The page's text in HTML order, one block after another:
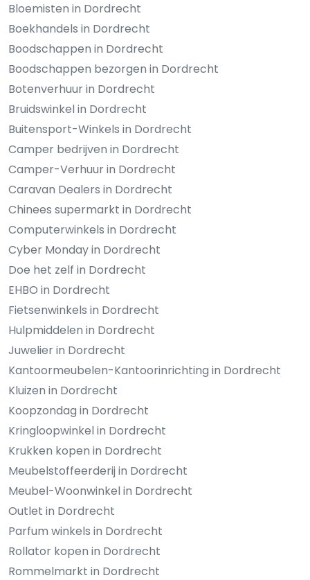
Bloemisten in Dordrecht
Boekhandels in Dordrecht
Boodschappen in Dordrecht
Boodschappen bezorgen in Dordrecht
Botenverhuur in Dordrecht
Bruidswinkel in Dordrecht
Buitensport-Winkels in Dordrecht
Camper bedrijven in Dordrecht
Camper-Verhuur in Dordrecht
Caravan Dealers in Dordrecht
Chinees supermarkt in Dordrecht
Computerwinkels in Dordrecht
Cyber Monday in Dordrecht
Doe het zelf in Dordrecht
EHBO in Dordrecht
Fietsenwinkels in Dordrecht
Hulpmiddelen in Dordrecht
Juwelier in Dordrecht
Kantoormeubelen-Kantoorinrichting in Dordrecht
Kluizen in Dordrecht
Koopzondag in Dordrecht
Kringloopwinkel in Dordrecht
Krukken kopen in Dordrecht
Meubelstoffeerderij in Dordrecht
Meubel-Woonwinkel in Dordrecht
Outlet in Dordrecht
Parfum winkels in Dordrecht
Rollator kopen in Dordrecht
Rommelmarkt in Dordrecht